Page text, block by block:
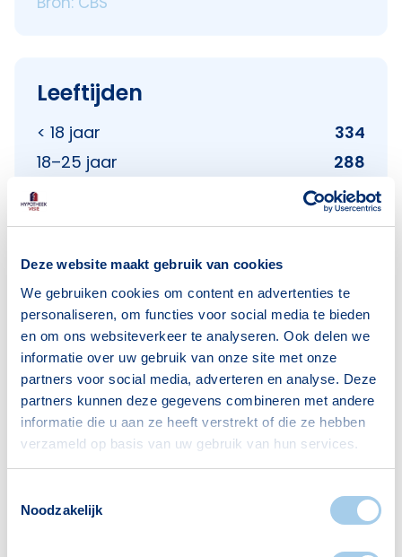
Deze website maakt gebruik van cookies
We gebruiken cookies om content en advertenties te
personaliseren, om functies voor social media te bieden
en om ons websiteverkeer te analyseren. Ook delen we
informatie over uw gebruik van onze site met onze
partners voor social media, adverteren en analyse. Deze
partners kunnen deze gegevens combineren met andere
informatie die u aan ze heeft verstrekt of die ze hebben
verzameld op basis van uw gebruik van hun services.
Noodzakelijk
Leeftijden
< 18 jaar
334
18–25 jaar
288
25–45 jaar
524
45–65 jaar
574
Bron: CBS
Huishoudens
Alleenwonend
307
Gezin zonder kinderen
330
Gezin met kinderen
357
Bron: CBS